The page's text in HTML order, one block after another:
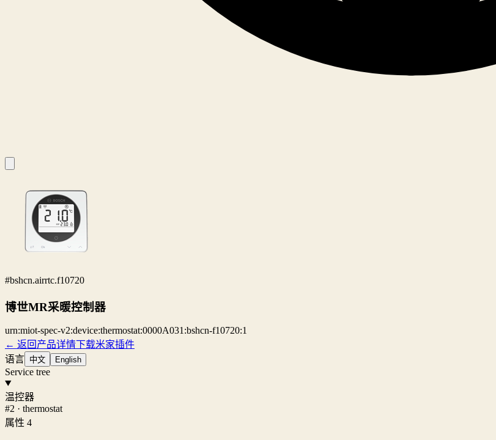
#bshcn.airrtc.f10720
博世MR采暖控制器
urn:miot-spec-v2:device:thermostat:0000A031:bshcn-f10720:1
← 返回产品详情下载米家插件
语言 中文 English
Service tree
温控器
#2 · thermostat
属性 4